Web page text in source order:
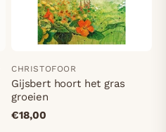
CHRISTOFOOR
Gijsbert hoort het gras
groeien
€18,00